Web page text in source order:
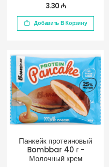
3.30 ₼
Добавить В Корзину
Панкейк протеиновый
Bombbar 40 г -
Молочный крем